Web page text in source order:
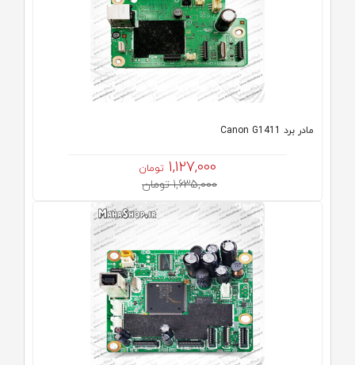
مادر برد Canon G1411
1,127,000 تومان
1,635,000 تومان